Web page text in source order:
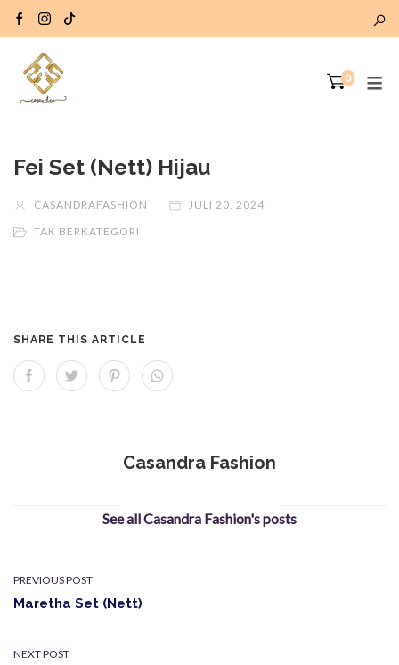
0
Fei Set (Nett) Hijau
CASANDRAFASHION
JULI 20, 2024
TAK BERKATEGORI
SHARE THIS ARTICLE
Casandra Fashion
See all Casandra Fashion's posts
PREVIOUS POST
Maretha Set (Nett)
NEXT POST